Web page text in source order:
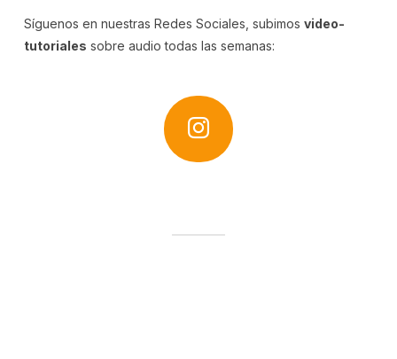
Síguenos en nuestras Redes Sociales, subimos video-
tutoriales sobre audio todas las semanas: